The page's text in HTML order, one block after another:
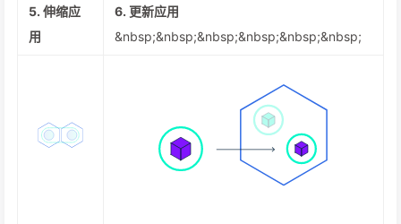
5. 伸缩应
用
6. 更新应用
&nbsp;&nbsp;&nbsp;&nbsp;&nbsp;&nbsp;